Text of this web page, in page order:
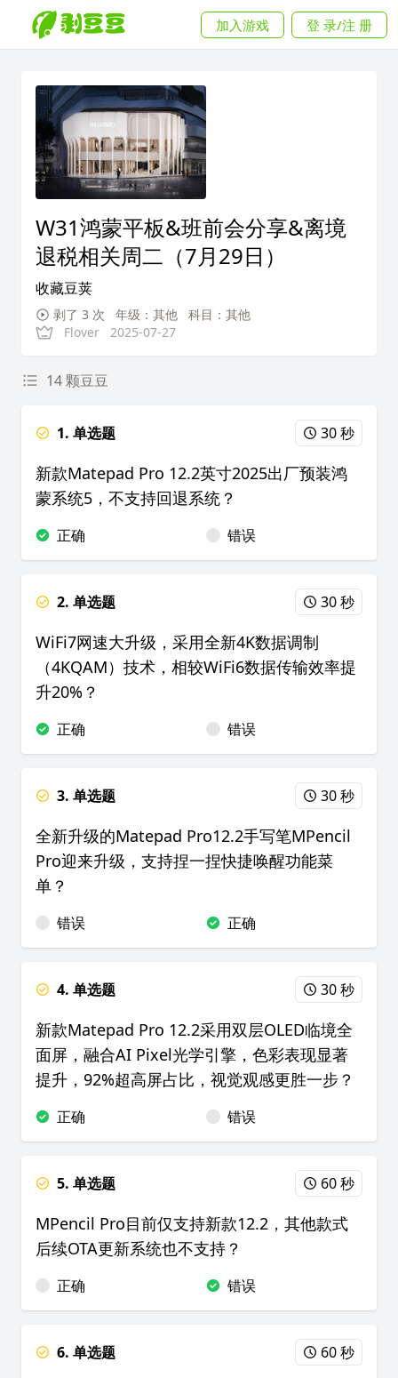
加入游戏 登 录/注 册
W31鸿蒙平板&班前会分享&离境
退税相关周二（7月29日）
收藏豆荚
剥了 3 次 年级：其他
科目：其他
Flover
2025-07-27
14 颗豆豆
1. 单选题 30 秒
新款Matepad Pro 12.2英寸2025出厂预装鸿
蒙系统5，不支持回退系统？
正确 错误
2. 单选题 30 秒
WiFi7网速大升级，采用全新4K数据调制
（4KQAM）技术，相较WiFi6数据传输效率提
升20%？
正确 错误
3. 单选题 30 秒
全新升级的Matepad Pro12.2手写笔MPencil
Pro迎来升级，支持捏一捏快捷唤醒功能菜
单？
错误 正确
4. 单选题 30 秒
新款Matepad Pro 12.2采用双层OLED临境全
面屏，融合AI Pixel光学引擎，色彩表现显著
提升，92%超高屏占比，视觉观感更胜一步？
正确 错误
5. 单选题 60 秒
MPencil Pro目前仅支持新款12.2，其他款式
后续OTA更新系统也不支持？
正确 错误
6. 单选题 60 秒